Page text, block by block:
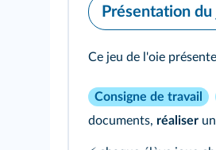
Présentation du
Ce jeu de l'oie
Consigne de travail
documents, réaliser